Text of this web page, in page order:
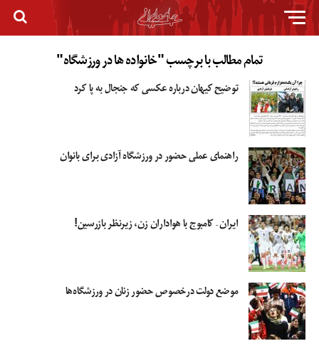
تمام مطالب با برچسب "خانواده ها در ورزشگاه"
توضیح کیهان درباره عکسی که جنجال به پا کرد
راهنمای عملی حضور در ورزشگاه آزادی برای بانوان
ایران – کامبوج با هواداران زن، زیرنظر بازرسین!
موضع دولت درخصوص حضور زنان در ورزشگاه‌ها